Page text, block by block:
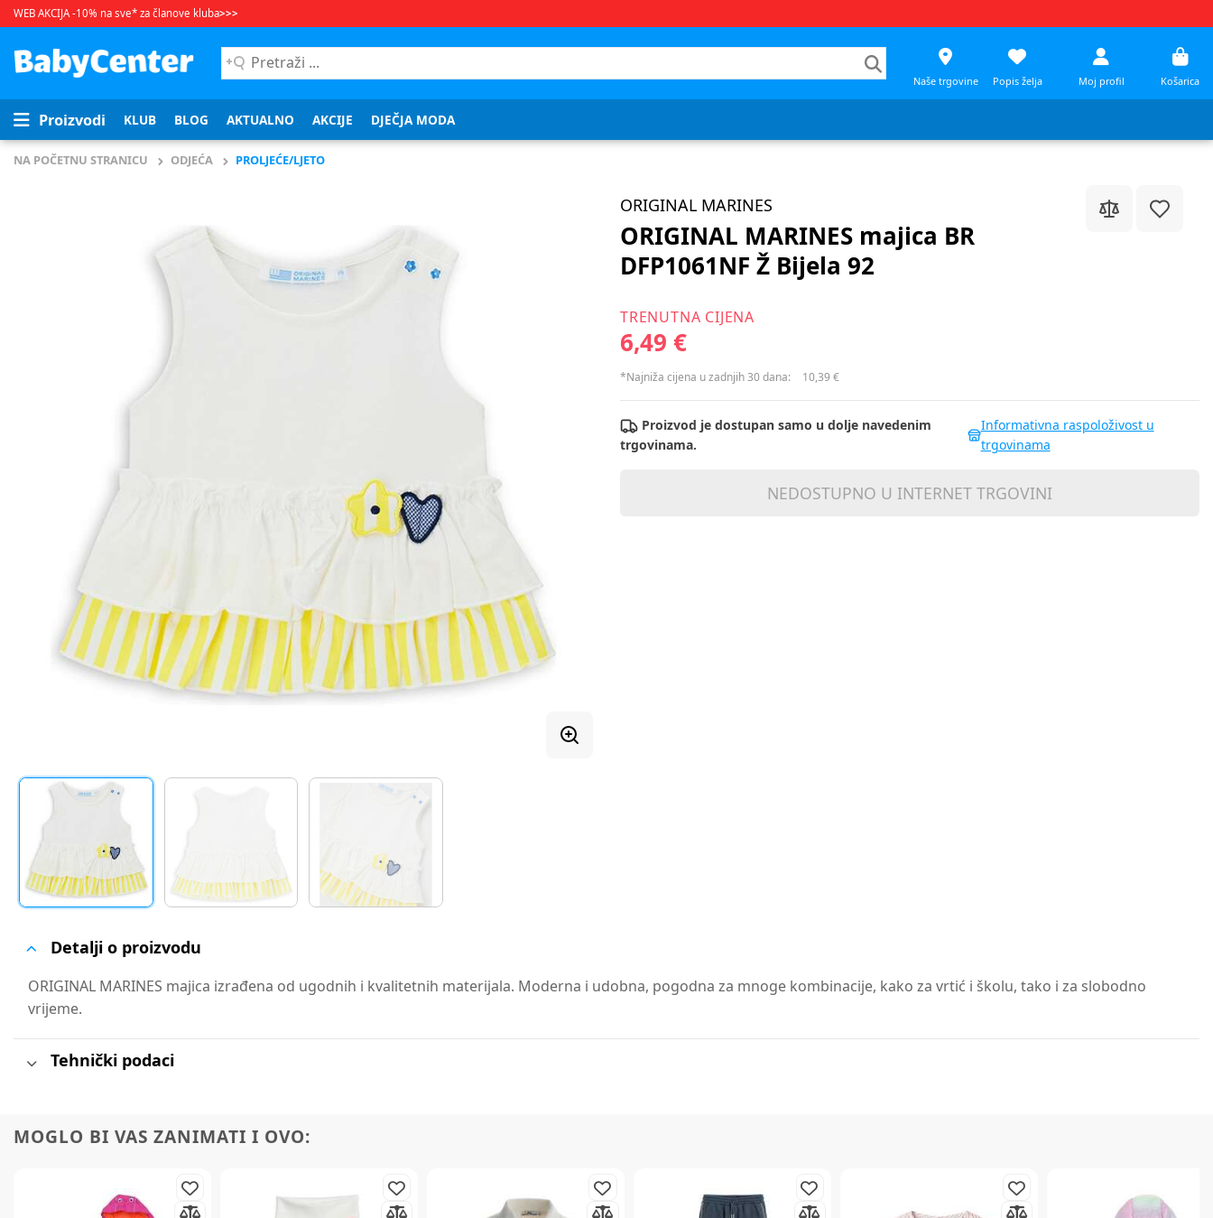
WEB AKCIJA -10% na sve* za članove kluba>>>
Pretraži
...
Naše trgovine Popis želja Moj profil Košarica
Proizvodi KLUB BLOG AKTUALNO AKCIJE DJEČJA MODA
NA POČETNU STRANICU ODJEĆA PROLJEĆE/LJETO
ORIGINAL MARINES
ORIGINAL MARINES majica BR
DFP1061NF Ž Bijela 92
TRENUTNA CIJENA
6,49 €
*Najniža cijena u zadnjih 30 dana: 10,39 €
Proizvod je dostupan samo u dolje navedenim
trgovinama.
Informativna raspoloživost u
trgovinama
NEDOSTUPNO U INTERNET TRGOVINI
Detalji o proizvodu
ORIGINAL MARINES majica izrađena od ugodnih i kvalitetnih materijala. Moderna i udobna, pogodna za mnoge kombinacije, kako za vrtić i školu, tako i za slobodno
vrijeme.
Tehnički podaci
MOGLO BI VAS ZANIMATI I OVO: